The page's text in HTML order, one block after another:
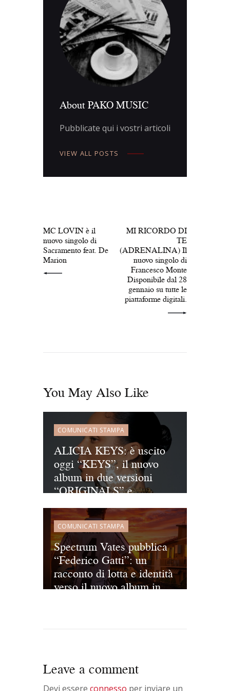
About PAKO MUSIC
Pubblicate qui i vostri articoli
VIEW ALL POSTS
MC LOVIN è il
nuovo singolo di
Sacramento feat. De
Marion
MI RICORDO DI
TE
(ADRENALINA) Il
nuovo singolo di
Francesco Monte
Disponibile dal 28
gennaio su tutte le
piattaforme digitali.
You May Also Like
COMUNICATI STAMPA
ALICIA KEYS: è uscito
oggi “KEYS”, il nuovo
album in due versioni
“ORIGINALS” e
“UNLOCKED”
COMUNICATI STAMPA
Spectrum Vates pubblica
“Federico Gatti”: un
racconto di lotta e identità
verso il nuovo album in
Leave a comment
Devi essere connesso per inviare un